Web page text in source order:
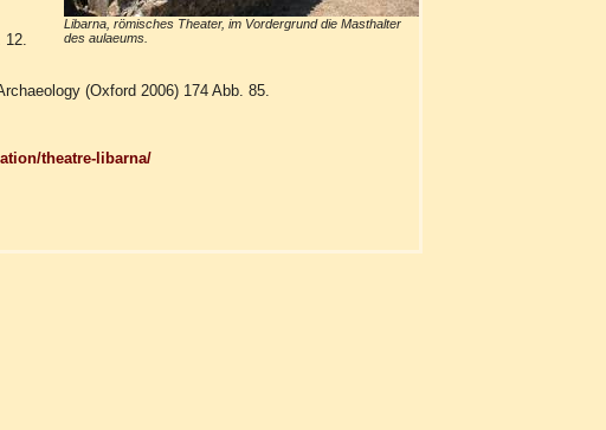
Libarna, römisches Theater, im Vordergrund die Masthalter
des aulaeums.
(Oxford 2006) 174 Abb. 85.
theatre-libarna/